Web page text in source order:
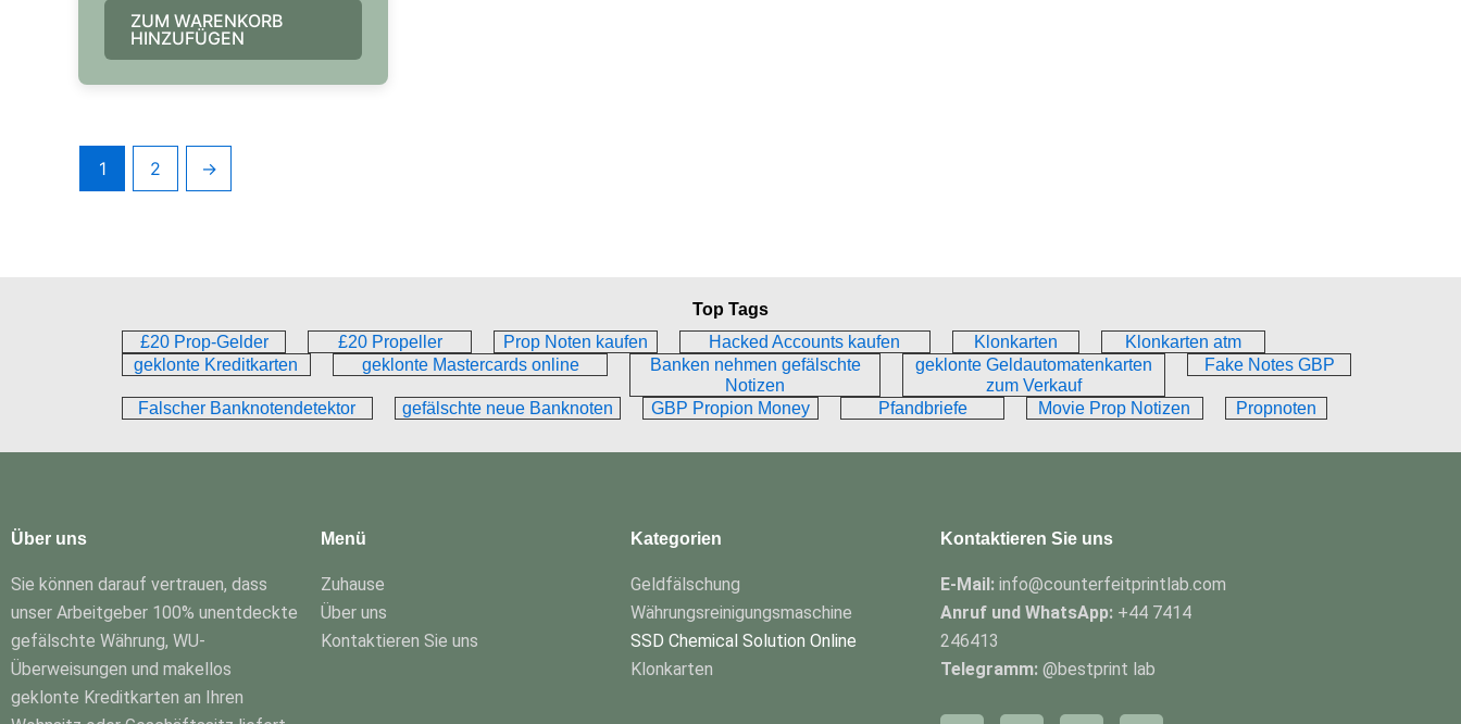
ZUM WARENKORB
HINZUFÜGEN
1 2 →
Top Tags
£20 Prop-Gelder
£20 Propeller Prop Noten kaufen Hacked Accounts kaufen Klonkarten
Klonkarten atm
geklonte Kreditkarten
geklonte Mastercards online
Banken nehmen gefälschte
Notizen
geklonte Geldautomatenkarten
zum Verkauf
Fake Notes GBP
Falscher Banknotendetektor gefälschte neue Banknoten GBP Propion Money Pfandbriefe Movie Prop Notizen Propnoten
Über uns
Sie können darauf vertrauen, dass
unser Arbeitgeber 100% unentdeckte
gefälschte Währung, WU-
Überweisungen und makellos
geklonte Kreditkarten an Ihren
Menü
Zuhause
Über uns
Kontaktieren Sie uns
Kategorien
Geldfälschung
Währungsreinigungsmaschine
SSD Chemical Solution Online
Klonkarten
Kontaktieren Sie uns
E-Mail: info@counterfeitprintlab.com
Anruf und WhatsApp: +44 7414
246413
Telegramm: @bestprint lab